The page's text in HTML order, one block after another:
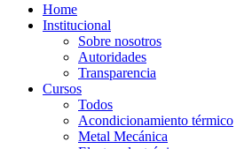
Home
Institucional
Sobre nosotros
Autoridades
Transparencia
Cursos
Todos
Acondicionamiento térmico
Metal Mecánica